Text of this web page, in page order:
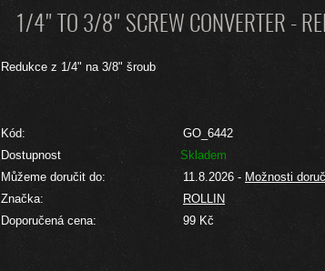
1/4" TO 3/8" SCREW CONVERTER -
Redukce z 1/4" na 3/8" šroub
Kód:
GO_6442
Dostupnost
Skladem
Můžeme doručit do:
11.8.2026 - Možnosti
Značka:
ROLLIN
Doporučená cena:
99 Kč